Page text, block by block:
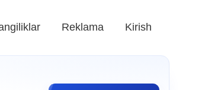
Reklama Kirish